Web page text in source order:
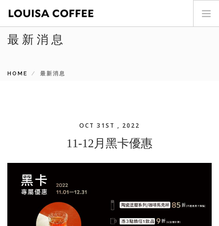
首頁
最新消息
SEARCH SITE
最新消息
HOME 最新消息
OCT 31ST , 2022
11-12月黑卡優惠